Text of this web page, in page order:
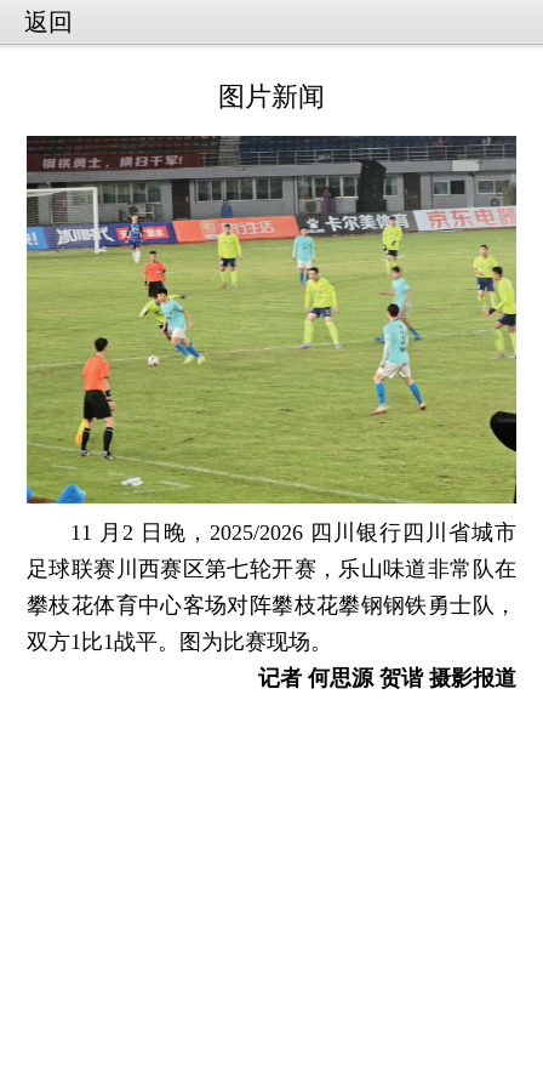
返回
图片新闻
11 月2 日晚，2025/2026 四川银行四川省城市
足球联赛川西赛区第七轮开赛，乐山味道非常队在
攀枝花体育中心客场对阵攀枝花攀钢钢铁勇士队，
双方1比1战平。图为比赛现场。
记者 何思源 贺谐 摄影报道